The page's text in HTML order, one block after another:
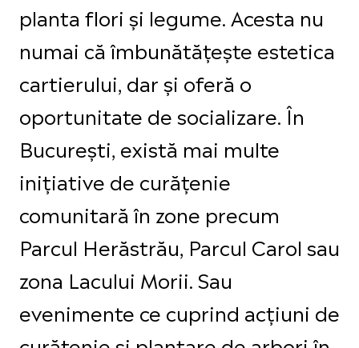
planta flori și legume. Acesta nu
numai că îmbunătățește estetica
cartierului, dar și oferă o
oportunitate de socializare. În
București, există mai multe
inițiative de curățenie
comunitară în zone precum
Parcul Herăstrău, Parcul Carol sau
zona Lacului Morii. Sau
evenimente ce cuprind acțiuni de